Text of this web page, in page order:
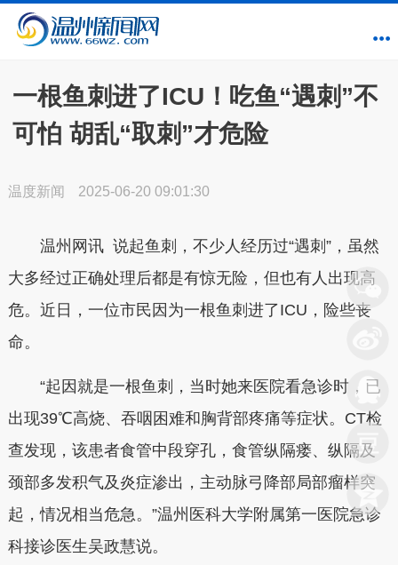
一根鱼刺进了ICU！吃鱼“遇刺”不
可怕 胡乱“取刺”才危险
温度新闻 2025-06-20 09:01:30
温州网讯 说起鱼刺，不少人经历过“遇刺”，虽然
大多经过正确处理后都是有惊无险，但也有人出现高
危。近日，一位市民因为一根鱼刺进了ICU，险些丧
命。
“起因就是一根鱼 刺，当时她来医院看急诊时，已
出现39℃高烧、吞咽困难和胸背部疼痛等症状。CT检
查发现，该患者食管中段穿孔，食管纵隔瘘、纵隔及
颈部多发积气及炎症渗出，主动脉弓降部局部瘤样突
起，情况相当危急。”温州医科大学附属第一医院急诊
科接诊医生吴政慧说。